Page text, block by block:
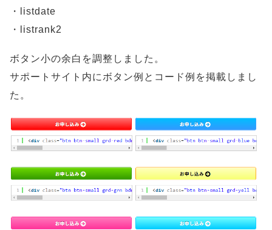
・listdate
・listrank2
ボタン小の余白を調整しました。
サポートサイト内にボタン例とコード例を掲載しまし
た。